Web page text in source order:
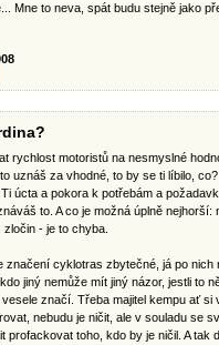
Mne to neva, spát budu stejně jako
rychlost motoristů na nesmyslné
uznáš za vhodné, to by se ti líbilo, co?
úcta a pokora k potřebám a
to. A co je možná úplně
- je to chyba.
značení cyklotras zbytečné, já po
jiný nemůže mít jiný názor, jestli to
značí. Třeba majitel kempu ať
nebudu je ničit, ale v souladu se
profackovat toho, kdo by je ničil. A tak